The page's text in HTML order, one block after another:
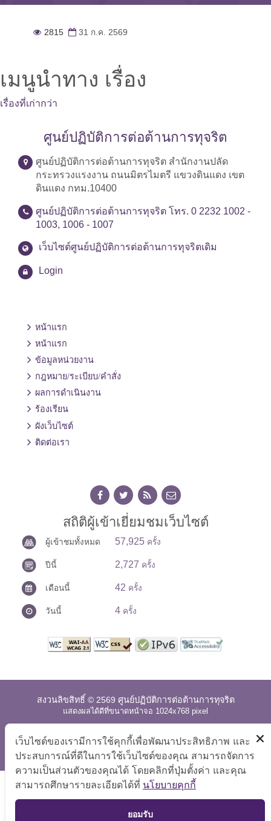
2815 31 ก.ค. 2569
เมนูนำทาง เรื่อง
เรื่องที่เก่ากว่า
ศูนย์ปฏิบัติการต่อต้านการทุจริต
ศูนย์ปฏิบัติการต่อต้านการทุจริต สำนักงานปลัด
กระทรวงแรงงาน ถนนมิตรไมตรี แขวงดินแดง เขต
ดินแดง กทม.10400
ศูนย์ปฏิบัติการต่อต้านการทุจริต โทร. 0 2232 1002 -
1003, 1006 - 1007
เว็บไซต์ศูนย์ปฏิบัติการต่อต้านการทุจริตเดิม
Login
หน้าแรก
หน้าแรก
ข้อมูลหน่วยงาน
กฎหมาย/ระเบียบ/คำสั่ง
ผลการดำเนินงาน
ร้องเรียน
ผังเว็บไซต์
ติดต่อเรา
สถิติผู้เข้าเยี่ยมชมเว็บไซต์
ผู้เข้าชมทั้งหมด 57,925 ครั้ง
ปีนี้ 2,727 ครั้ง
เดือนนี้ 42 ครั้ง
วันนี้ 4 ครั้ง
สงวนลิขสิทธิ์ © 2569 ศูนย์ปฏิบัติการต่อต้านการทุจริต
แสดงผลได้ดีที่ขนาดหน้าจอ 1024x768 pixel
แผนผังเว็บไซต์ คำถามที่พบบ่อย นโยบายเว็บไซต์
|
การปฏิเสธความรับผิด
TOP
เว็บไซต์ของเรามีการใช้คุกกี้เพื่อพัฒนาประสิทธิภาพ และ
ประสบการณ์ที่ดีในการใช้เว็บไซต์ของคุณ สามารถจัดการ
ความเป็นส่วนตัวของคุณได้ โดยคลิกที่ปุ่มตั้งค่า และคุณ
สามารถศึกษารายละเอียดได้ที่ นโยบายคุกกี้
ยอมรับ